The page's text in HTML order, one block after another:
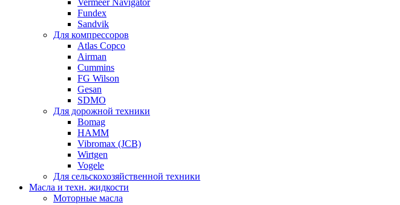
Fundex
Sandvik
Для компрессоров
Atlas Copco
Airman
Cummins
FG Wilson
Gesan
SDMO
Для дорожной техники
Bomag
HAMM
Vibromax (JCB)
Wirtgen
Vogele
Для сельскохозяйственной техники
Масла и техн. жидкости
Моторные масла